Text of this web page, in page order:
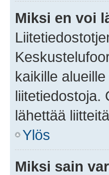
Miksi en voi
kaikille
liitetiedostoja.
lähettää
Ylös
Miksi sain